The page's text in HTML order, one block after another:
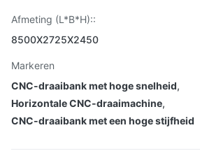
Afmeting (L*B*H)::
8500X2725X2450
Markeren
CNC-draaibank met hoge snelheid,
Horizontale CNC-draaimachine,
CNC-draaibank met een hoge stijfheid